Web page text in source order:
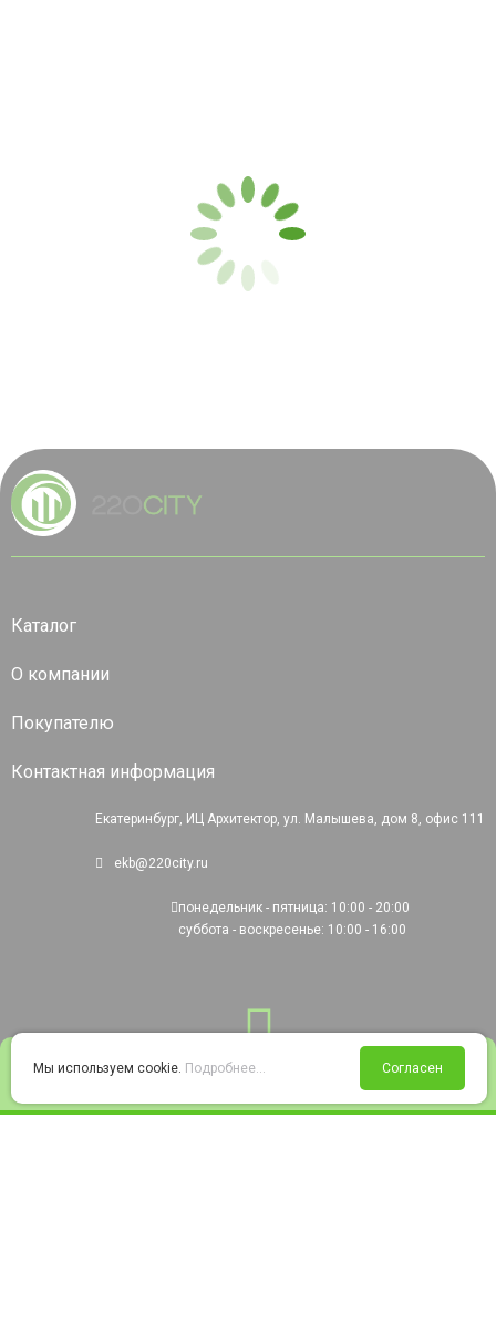
Войти Избранное Корзина
Каталог
О компании
Покупателю
Контактная информация
Екатеринбург, ИЦ Архитектор, ул. Малышева, дом 8, офис 111
ekb@220city.ru
понедельник - пятница: 10:00 - 20:00
суббота - воскресенье: 10:00 - 16:00
Мы используем cookie. Подробнее... Согласен